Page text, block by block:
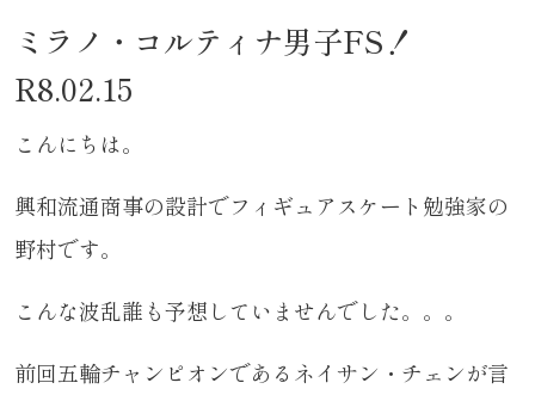
ミラノ・コルティナ男子FS！
R8.02.15
こんにちは。
興和流通商事の設計でフィギュアスケート勉強家の
野村です。
こんな波乱誰も予想していませんでした。。。
前回五輪チャンピオンであるネイサン・チェンが言